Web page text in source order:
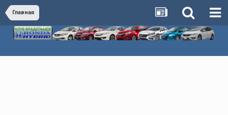
Главная